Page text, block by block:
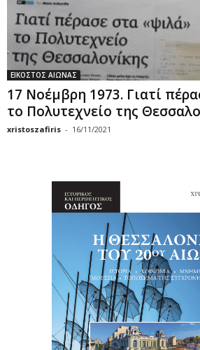
ΕΙΚΟΣΤΟΣ ΑΙΩΝΑΣ
17 Νοέμβρη 1973. Γιατί
το Πολυτεχνείο της
xristoszafiris - 16/11/2021